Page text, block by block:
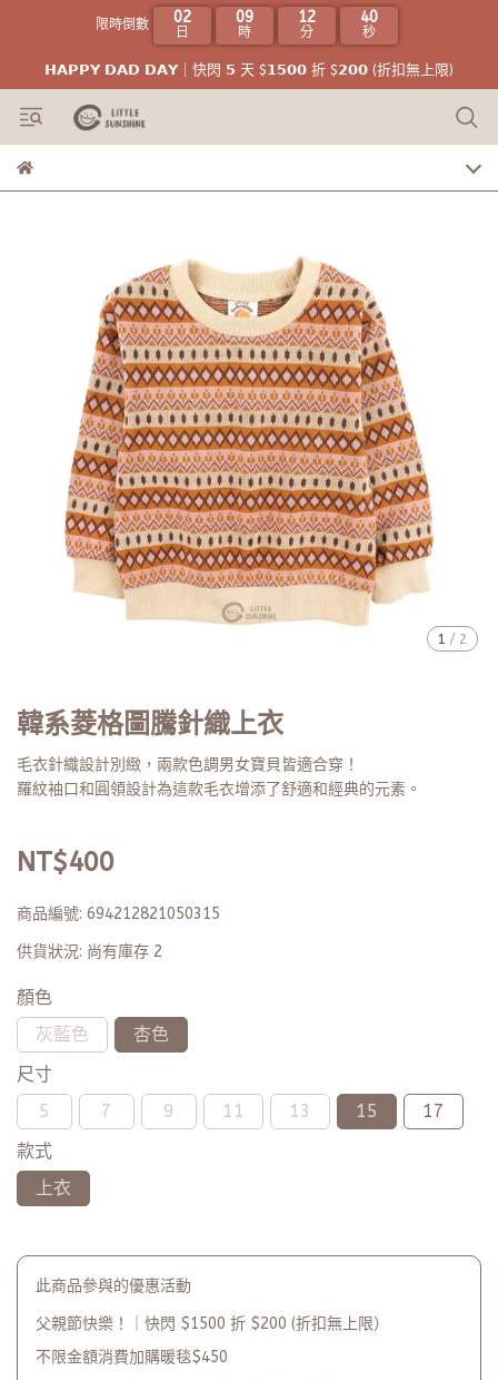
限時倒數 02
日
09
時
12
分
39
秒
𝗛𝗔𝗣𝗣𝗬 𝗗𝗔𝗗 𝗗𝗔𝗬｜快閃 𝟱 天 $𝟭𝟱𝟬𝟬 折 $𝟮𝟬𝟬 (折扣無上限)
1 / 2
韓系菱格圖騰針織上衣
毛衣針織設計別緻，兩款色調男女寶貝皆適合穿！
羅紋袖口和圓領設計為這款毛衣增添了舒適和經典的元素。
NT$400
商品編號: 694212821050315
供貨狀況: 尚有庫存 2
顏色
灰藍色
杏色
尺寸
5
7 9 11 13 15
17
款式
上衣
此商品參與的優惠活動
父親節快樂！｜快閃 $1500 折 $200 (折扣無上限）
不限金額消費加購暖毯$450